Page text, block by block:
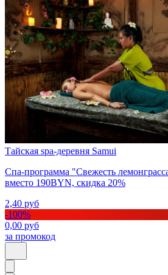
Тайская spa-деревня Samui
Спа-программа "Свежесть
вместо 190BYN, скидка 20%
2,40 руб
-100%
0,00 руб
за промокод